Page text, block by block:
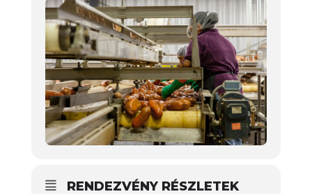
RENDEZVÉNY RÉSZLETEK